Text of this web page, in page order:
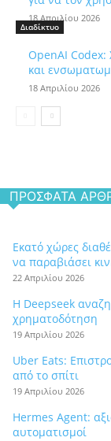
18 Απριλίου 2026
Διαδίκτυο
OpenAI Codex:
και
18 Απριλίου 2026
ΠΡΌΣΦΑΤΑ
Εκατό χώρες
να παραβιάσει
22 Απριλίου 2026
Η Deepseek
χρηματοδότηση
19 Απριλίου 2026
Uber Eats:
από το σπίτι
19 Απριλίου 2026
Hermes Agent:
αυτοματισμοί